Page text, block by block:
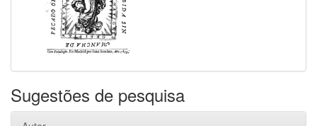
Sugestões de pesquisa